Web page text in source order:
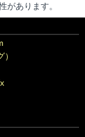
があります。